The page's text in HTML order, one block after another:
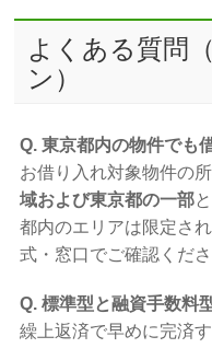
よくある質問
ン）
Q. 東京都内の物件でも
お借り入れ対象物件の
域および東京都の一部
都内のエリアは限定さ
式・窓口でご確認くださ
Q. 標準型と融資手数料
繰上返済で早めに完済